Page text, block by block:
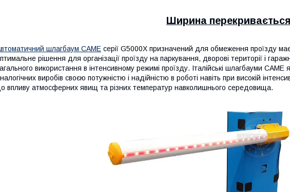
Ширина
шлагбаум CAME серії G5000X призначений для обмеження проїзду
рішення для організації проїзду на паркування, дворові території і
використання в інтенсивному режимі проїзду. Італійські шлагбауми
виробів своєю потужністю і надійністю в роботі навіть при високій
впливу атмосферних явищ та різних температур навколишнього середовища.